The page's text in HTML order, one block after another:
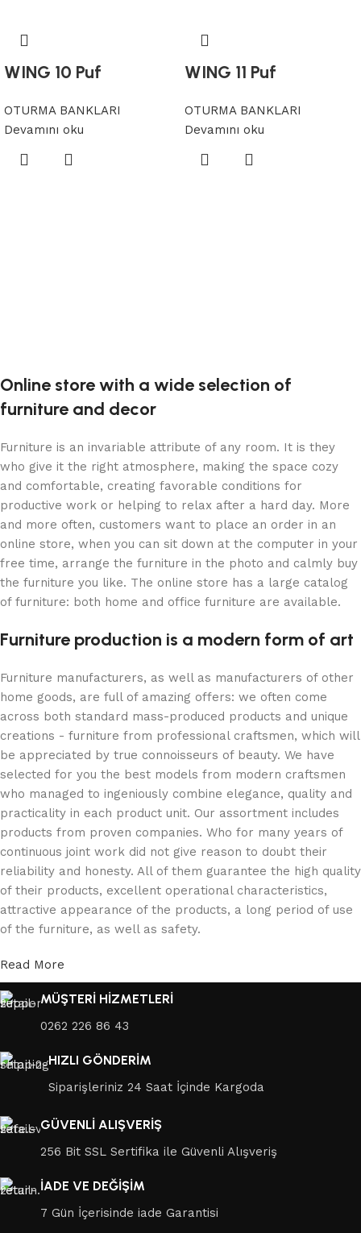
WING 10 Puf
OTURMA BANKLARI
Devamını oku
WING 11 Puf
OTURMA BANKLARI
Devamını oku
Online store with a wide selection of
furniture and decor
Furniture is an invariable attribute of any room. It is they
who give it the right atmosphere, making the space cozy
and comfortable, creating favorable conditions for
productive work or helping to relax after a hard day. More
and more often, customers want to place an order in an
online store, when you can sit down at the computer in your
free time, arrange the furniture in the photo and calmly buy
the furniture you like. The online store has a large catalog
of furniture: both home and office furniture are available.
Furniture production is a modern form of art
Furniture manufacturers, as well as manufacturers of other
home goods, are full of amazing offers: we often come
across both standard mass-produced products and unique
creations - furniture from professional craftsmen, which will
be appreciated by true connoisseurs of beauty. We have
selected for you the best models from modern craftsmen
who managed to ingeniously combine elegance, quality and
practicality in each product unit. Our assortment includes
products from proven companies. Who for many years of
continuous joint work did not give reason to doubt their
reliability and honesty. All of them guarantee the high quality
of their products, excellent operational characteristics,
attractive appearance of the products, a long period of use
of the furniture, as well as safety.
Read More
MÜŞTERİ HİZMETLERİ
0262 226 86 43
HIZLI GÖNDERİM
Siparişleriniz 24 Saat İçinde Kargoda
GÜVENLİ ALIŞVERİŞ
256 Bit SSL Sertifika ile Güvenli Alışveriş
İADE VE DEĞİŞİM
7 Gün İçerisinde iade Garantisi